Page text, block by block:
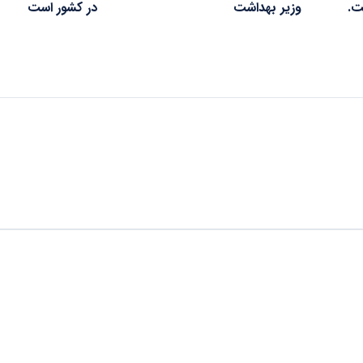
وزیر بهداشت در کشور است